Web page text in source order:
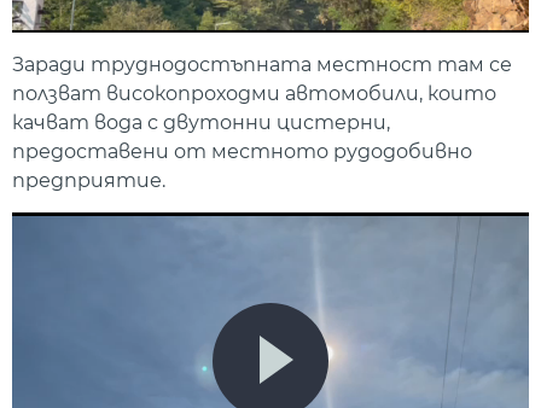
Заради труднодостъпната местност там се
ползват високопроходми автомобили, които
качват вода с двутонни цистерни,
предоставени от местното рудодобивно
предприятие.